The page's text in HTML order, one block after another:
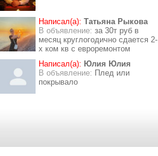
Написал(а): Татьяна Рыкова
В объявление: за 30т руб в
месяц круглогодично сдается 2-
х ком кв с евроремонтом
Написал(а): Юлия Юлия
В объявление: Плед или
покрывало